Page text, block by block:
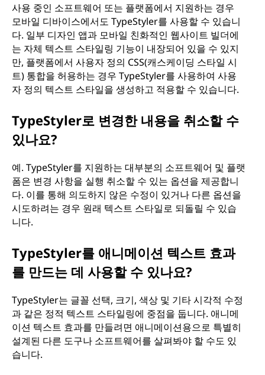
사용 중인 소프트웨어 또는 플랫폼에서 지원하는 경우
모바일 디바이스에서도 TypeStyler를 사용할 수 있습니
다. 일부 디자인 앱과 모바일 친화적인 웹사이트 빌더에
는 자체 텍스트 스타일링 기능이 내장되어 있을 수 있지
만, 플랫폼에서 사용자 정의 CSS(캐스케이딩 스타일 시
트) 통합을 허용하는 경우 TypeStyler를 사용하여 사용
자 정의 텍스트 스타일을 생성하고 적용할 수 있습니다.
TypeStyler로 변경한 내용을 취소할 수
있나요?
예. TypeStyler를 지원하는 대부분의 소프트웨어 및 플랫
폼은 변경 사항을 실행 취소할 수 있는 옵션을 제공합니
다. 이를 통해 의도하지 않은 수정이 있거나 다른 옵션을
시도하려는 경우 원래 텍스트 스타일로 되돌릴 수 있습
니다.
TypeStyler를 애니메이션 텍스트 효과
를 만드는 데 사용할 수 있나요?
TypeStyler는 글꼴 선택, 크기, 색상 및 기타 시각적 수정
과 같은 정적 텍스트 스타일링에 중점을 둡니다. 애니메
이션 텍스트 효과를 만들려면 애니메이션용으로 특별히
설계된 다른 도구나 소프트웨어를 살펴봐야 할 수도 있
습니다.